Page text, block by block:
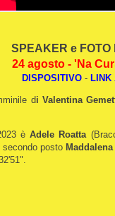
SPEAKER e
24 agosto - 'Na
DISPOSITIVO- LINK
di Valentina
èAdele Roatta
posto